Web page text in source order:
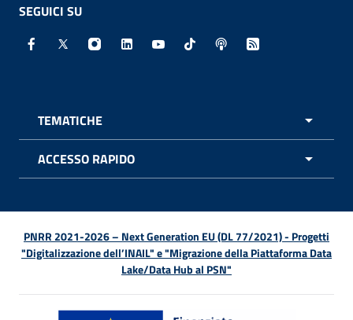
SEGUICI SU
Facebook - Sito esterno - Apertura in nuova finestra
X - Sito esterno - Apertura in nuova finestra
Instagram - Sito esterno - Apertura in
Linkedin - Sito esterno - Apertura in
Youtube - Sito esterno -
TikTok - Sito esterno -
Spreaker - Sito
Feed RSS -
TEMATICHE
ACCESSO RAPIDO
PNRR 2021-2026 – Next Generation EU (DL 77/2021) - Progetti
"Digitalizzazione dell’INAIL" e "Migrazione della Piattaforma Data
Lake/Data Hub al PSN"